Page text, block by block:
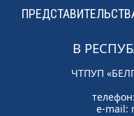
В
ЧТПУП
e-mail: